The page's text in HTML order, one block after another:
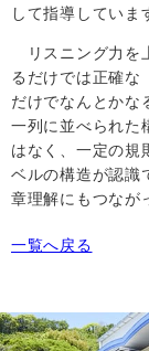
して指導していま
リスニング力を
るだけでは正確な
だけでなんとかな
一列に並べられた
はなく、一定の規
ベルの構造が認識
章理解にもつなが
一覧へ戻る